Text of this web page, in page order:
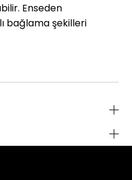
Enseden
bağlama şekilleri